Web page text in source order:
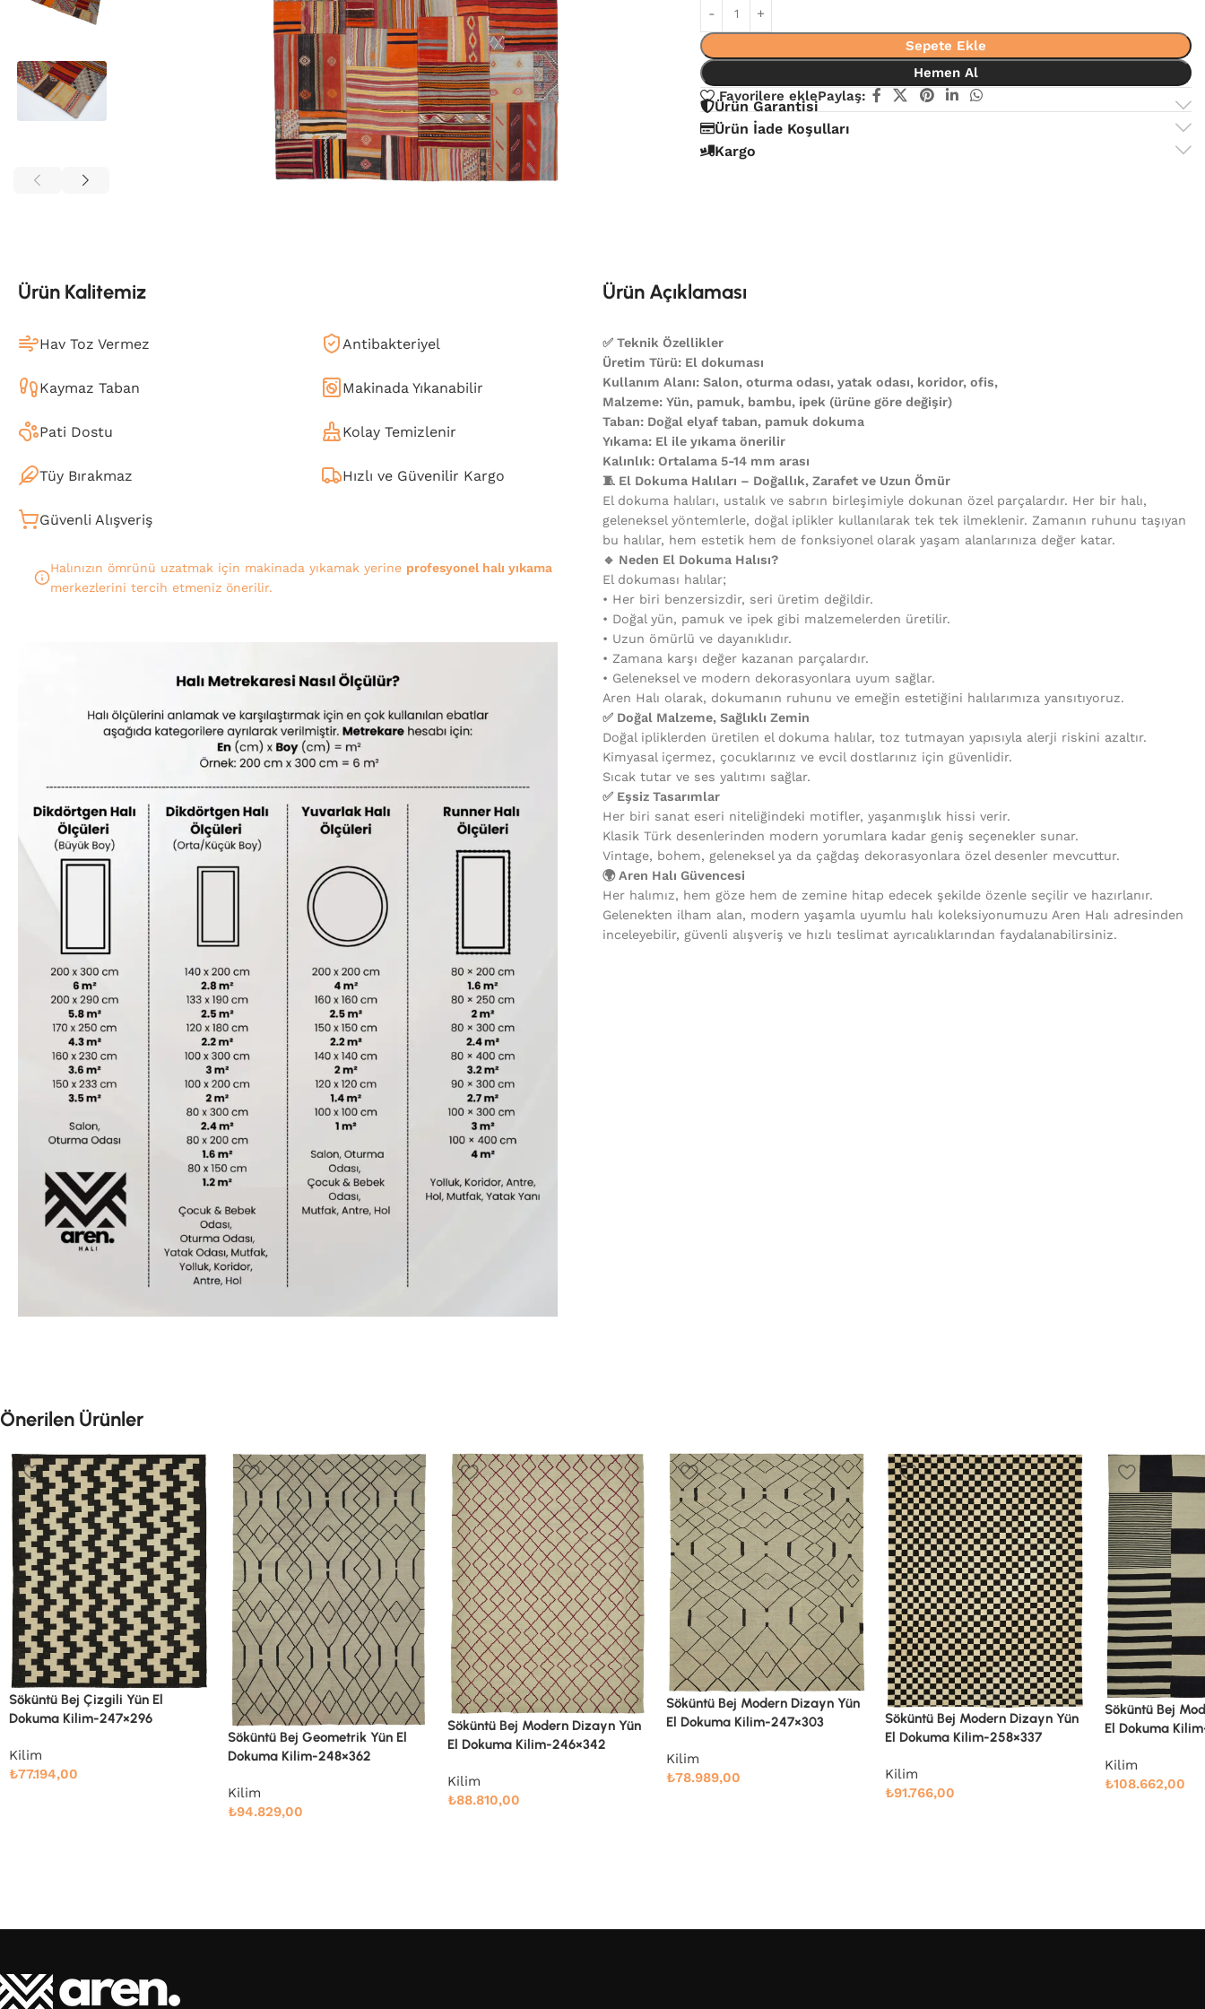
Sepete Ekle
Hemen Al
Favorilere eklePaylaş:
Ürün Garantisi
Ürün İade Koşulları
Kargo
Ürün Kalitemiz
Hav Toz Vermez Antibakteriyel
Kaymaz Taban Makinada Yıkanabilir
Pati Dostu Kolay Temizlenir
Tüy Bırakmaz Hızlı ve Güvenilir Kargo
Güvenli Alışveriş
Halınızın ömrünü uzatmak için makinada yıkamak yerine profesyonel halı yıkama
merkezlerini tercih etmeniz önerilir.
Ürün Açıklaması
✅ Teknik Özellikler
Üretim Türü: El dokuması
Kullanım Alanı: Salon, oturma odası, yatak odası, koridor, ofis,
Malzeme: Yün, pamuk, bambu, ipek (ürüne göre değişir)
Taban: Doğal elyaf taban, pamuk dokuma
Yıkama: El ile yıkama önerilir
Kalınlık: Ortalama 5-14 mm arası
🧵 El Dokuma Halıları – Doğallık, Zarafet ve Uzun Ömür
El dokuma halıları, ustalık ve sabrın birleşimiyle dokunan özel parçalardır. Her bir halı,
geleneksel yöntemlerle, doğal iplikler kullanılarak tek tek ilmeklenir. Zamanın ruhunu taşıyan
bu halılar, hem estetik hem de fonksiyonel olarak yaşam alanlarınıza değer katar.
🔹 Neden El Dokuma Halısı?
El dokuması halılar;
•⁠ ⁠Her biri benzersizdir, seri üretim değildir.
•⁠ ⁠Doğal yün, pamuk ve ipek gibi malzemelerden üretilir.
•⁠ ⁠Uzun ömürlü ve dayanıklıdır.
•⁠ ⁠Zamana karşı değer kazanan parçalardır.
•⁠ ⁠Geleneksel ve modern dekorasyonlara uyum sağlar.
Aren Halı olarak, dokumanın ruhunu ve emeğin estetiğini halılarımıza yansıtıyoruz.
✅ Doğal Malzeme, Sağlıklı Zemin
Doğal ipliklerden üretilen el dokuma halılar, toz tutmayan yapısıyla alerji riskini azaltır.
Kimyasal içermez, çocuklarınız ve evcil dostlarınız için güvenlidir.
Sıcak tutar ve ses yalıtımı sağlar.
✅ Eşsiz Tasarımlar
Her biri sanat eseri niteliğindeki motifler, yaşanmışlık hissi verir.
Klasik Türk desenlerinden modern yorumlara kadar geniş seçenekler sunar.
Vintage, bohem, geleneksel ya da çağdaş dekorasyonlara özel desenler mevcuttur.
🌍 Aren Halı Güvencesi
Her halımız, hem göze hem de zemine hitap edecek şekilde özenle seçilir ve hazırlanır.
Gelenekten ilham alan, modern yaşamla uyumlu halı koleksiyonumuzu Aren Halı adresinden
inceleyebilir, güvenli alışveriş ve hızlı teslimat ayrıcalıklarından faydalanabilirsiniz.
Önerilen Ürünler
Dokuma Kilim-248×362
Söküntü Bej Modern Dizayn Yün
El Dokuma Kilim-246×342
₺88.810,00
Söküntü Bej Modern Dizayn Yün
El Dokuma Kilim-247×303
₺78.989,00
Söküntü Bej Modern Dizayn Yün
Kilim
Söküntü Bej Modern Dizayn Yün
El Dokuma Kilim-285×361
Kilim
₺108.662,00
Dokuma Kilim-